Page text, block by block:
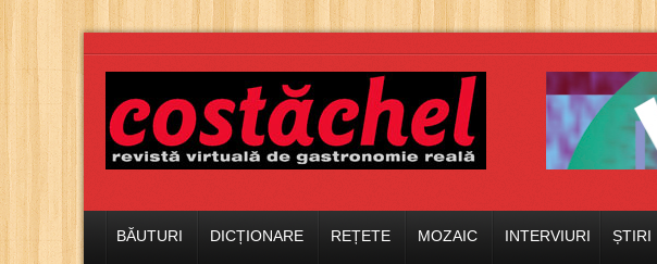
BĂUTURI DICȚIONARE REȚETE MOZAIC INTERVIURI ȘTIRI